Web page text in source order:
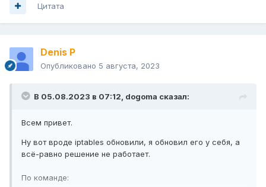
Цитата
Denis P
Опубликовано 5 августа, 2023
В 05.08.2023 в 07:12, dogoma сказал:
Всем привет.
Ну вот вроде iptables обновили, я обновил его у себя, а
всё-равно решение не работает.
По команде: